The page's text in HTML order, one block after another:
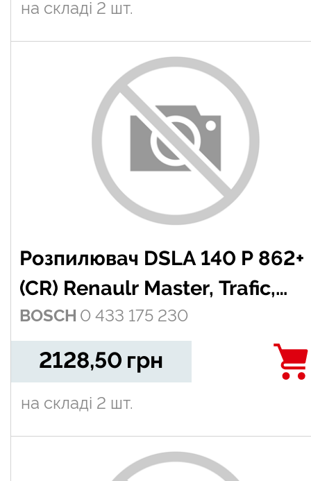
на складі 2 шт.
Розпилювач DSLA 140 P 862+
(CR) Renaulr Master, Trafic,
Laguna II, Megane 1.9DCi 01-
BOSCH 0 433 175 230
2128,50 грн
на складі 2 шт.